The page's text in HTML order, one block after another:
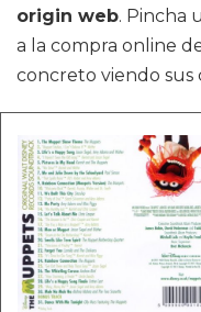
origin web. Pincha
a la compra online
concreto viendo sus